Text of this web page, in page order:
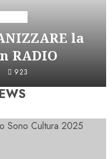
la
RADIO
923